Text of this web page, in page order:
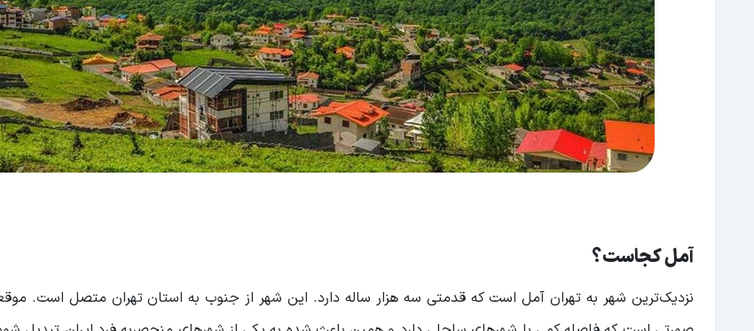
آمل کجاست؟
نزدیک‌ترین شهر به تهران آمل است که قدمتی سه هزار ساله دارد. این شهر از جنوب به استان تهران متصل است.